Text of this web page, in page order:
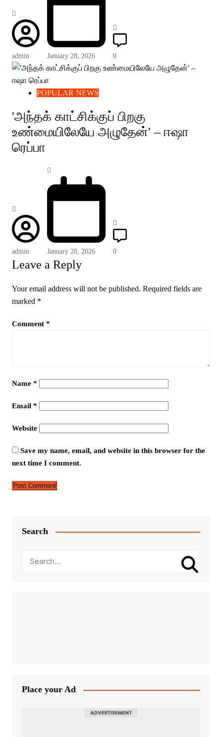
admin January 28, 2026 0
POPULAR NEWS
'அந்தக் காட்சிக்குப் பிறகு
உண்மையிலேயே அழுதேன்' – ஈஷா
ரெப்பா
admin January 28, 2026 0
Leave a Reply
Your email address will not be published. Required fields are
marked *
Comment *
Name *
Email *
Website
Save my name, email, and website in this browser for the
next time I comment.
Search
Place your Ad